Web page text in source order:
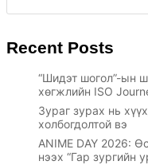
Recent Posts
“Шидэт шогол”-ын
хөгжлийн ISO
Зураг зурах нь
холбогдолтой вэ
ANIME DAY 2026:
нээх “Гар зургийн